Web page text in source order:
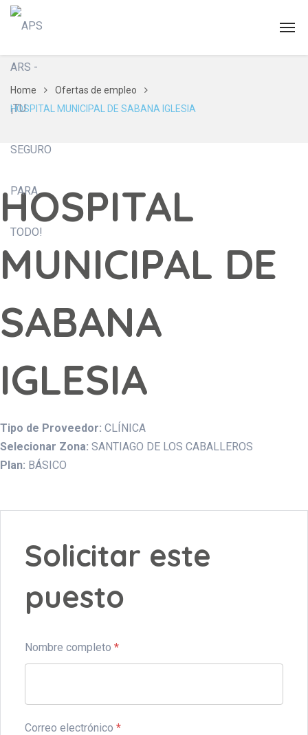
Home
Ofertas de empleo
HOSPITAL MUNICIPAL DE SABANA IGLESIA
HOSPITAL
MUNICIPAL DE
SABANA
IGLESIA
Tipo de Proveedor: CLÍNICA
Selecionar Zona: SANTIAGO DE LOS CABALLEROS
Plan: BÁSICO
Solicitar este
puesto
Nombre completo *
Correo electrónico *